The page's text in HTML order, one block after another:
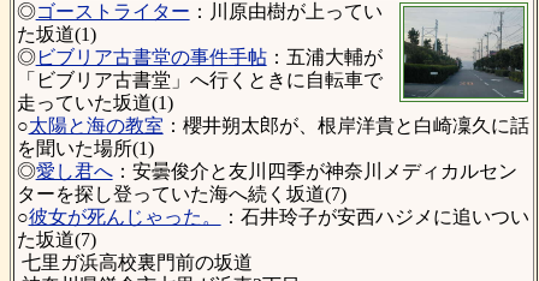
◎ゴーストライター ：川原由樹が上ってい
た坂道(1)
◎ビブリア古書堂の事件手帖：五浦大輔が
「ビブリア古書堂」へ行くときに自転車で
走っていた坂道(1)
○太陽と海の教室 ：櫻井朔太郎が、根岸洋貴と白崎凜久に話
を聞いた場所(1)
◎愛し君へ：安曇俊介と友川四季が神奈川メディカルセン
ターを探し登っていた海へ続く坂道(7)
○彼女が死んじゃった。
：石井玲子が安西ハジメに追いつい
た坂道(7)
七里ガ浜高校裏門前の坂道